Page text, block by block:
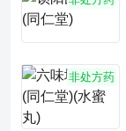
非处方药